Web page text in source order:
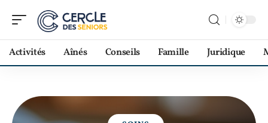
Activités Aînés Conseils Famille Juridique